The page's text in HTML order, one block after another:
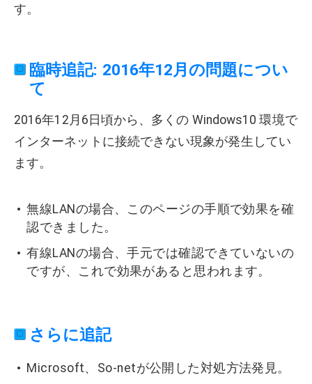
す。
臨時追記: 2016年12月の問題につい
て
2016年12月6日頃から、多くの Windows10 環境で
インターネットに接続できない現象が発生してい
ます。
無線LANの場合、このページの手順で効果を確
認できました。
有線LANの場合、手元では確認できていないの
ですが、これで効果があると思われます。
さらに追記
Microsoft、So-netが公開した対処方法発見。